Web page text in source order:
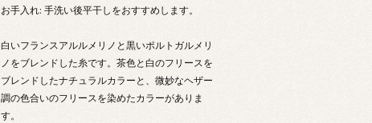
お手入れ: 手洗い後平干しをおすすめします。
白いフランスアルルメリノと黒いポルトガルメリ
ノをブレンドした糸です。茶色と白のフリースを
ブレンドしたナチュラルカラーと、微妙なヘザー
調の色合いのフリースを染めたカラーがありま
す。